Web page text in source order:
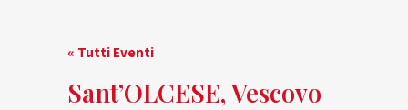
« Tutti Eventi
Sant’OLCESE, Vescovo